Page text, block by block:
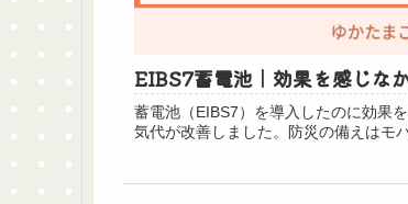
EIBS7蓄電池｜効果を感じな
蓄電池（EIBS7）を導入したのに効果
気代が改善しました。防災の備えはモ